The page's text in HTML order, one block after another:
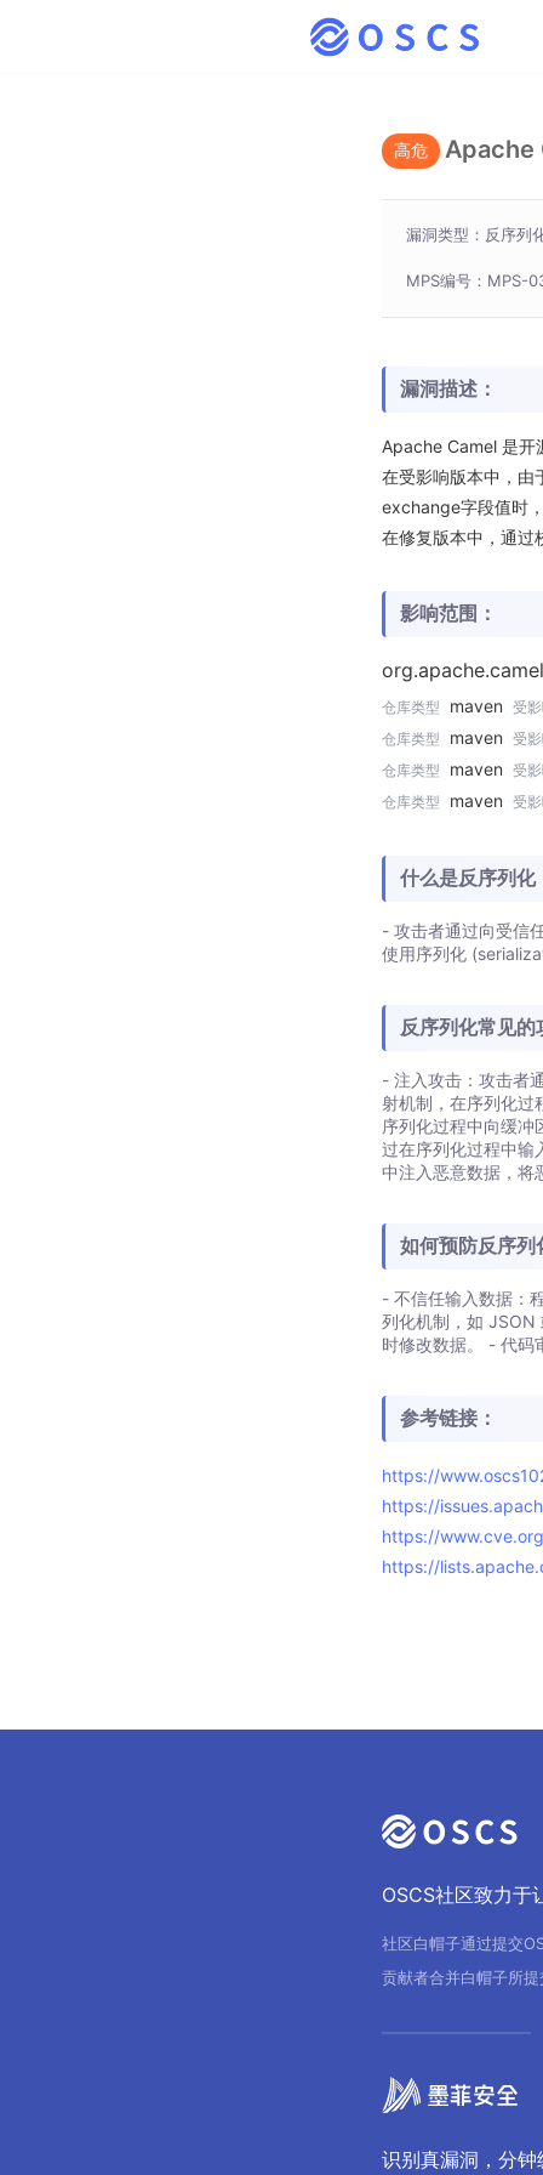
高危 Apache
漏洞类型：反序列
MPS编号：MPS-
漏洞描述：
Apache Camel 是开
在受影响版本中，
exchange字段值时
在修复版本中，通过
影响范围：
仓库类型 maven 受
仓库类型
maven 受
仓库类型
maven 受
仓库类型
maven 受
什么是反序列化
- 攻击者通过向受信
使用序列化
反序列化常见的
- 注入攻击：攻击者
射机制，在序列化过
序列化过程中向缓
过在序列化过程中输
中注入恶意数据，将
如何预防反序列
- 不信任输入数据：
列化机制，如 JSON
时修改数据。 - 代码
参考链接：
https://
https://
https://
https://
OSCS社区致力于
社区白帽子通过提交
贡献者合并白帽子所
识别真漏洞，分